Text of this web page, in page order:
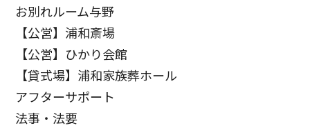
お別れルーム与野
【公営】浦和斎場
【公営】ひかり会館
【貸式場】浦和家族葬ホール
アフターサポート
法事・法要